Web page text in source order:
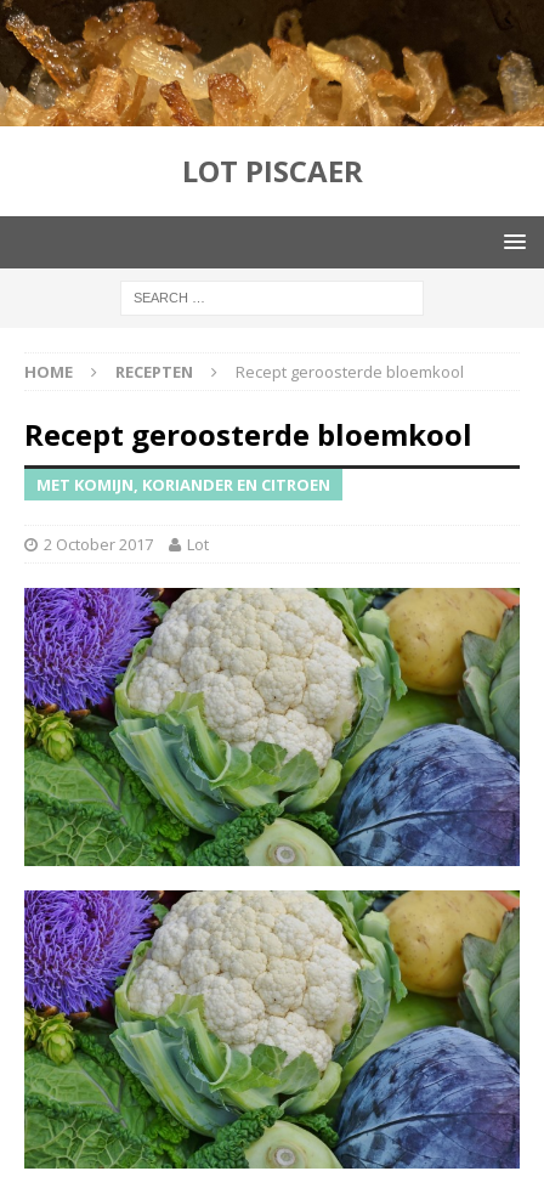
LOT PISCAER
HOME RECEPTEN Recept geroosterde bloemkool
Recept geroosterde bloemkool
MET KOMIJN, KORIANDER EN CITROEN
2 October 2017 Lot